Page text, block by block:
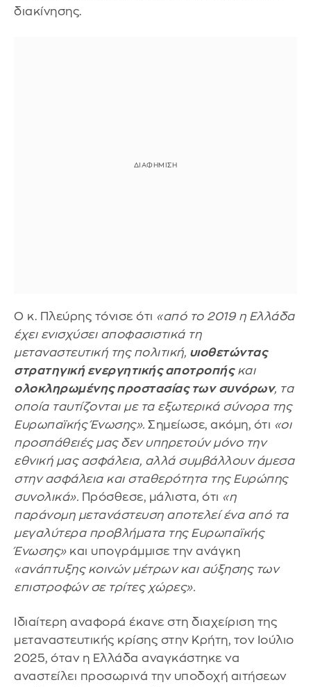
διακίνησης.
Ο κ. Πλεύρης τόνισε ότι «από το 2019 η Ελλάδα
έχει ενισχύσει αποφασιστικά τη
μεταναστευτική της πολιτική, υιοθετώντας
στρατηγική ενεργητικής αποτροπήςκαι
ολοκληρωμένης προστασίας των συνόρων, τα
οποία ταυτίζονται με τα εξωτερικά σύνορα της
Ευρωπαϊκής Ένωσης». Σημείωσε, ακόμη, ότι «οι
προσπάθειές μας δεν υπηρετούν μόνο την
εθνική μας ασφάλεια, αλλά συμβάλλουν άμεσα
στην ασφάλεια και σταθερότητα της Ευρώπης
συνολικά». Πρόσθεσε, μάλιστα, ότι «η
παράνομη μετανάστευση αποτελεί ένα από τα
μεγαλύτερα προβλήματα της Ευρωπαϊκής
Ένωσης» και υπογράμμισε την ανάγκη
«ανάπτυξης κοινών μέτρων και αύξησης των
επιστροφών σε τρίτες χώρες».
Ιδιαίτερη αναφορά έκανε στη διαχείριση της
μεταναστευτικής κρίσης στην Κρήτη, τον Ιούλιο
2025, όταν η Ελλάδα αναγκάστηκε να
αναστείλει προσωρινά την υποδοχή αιτήσεων